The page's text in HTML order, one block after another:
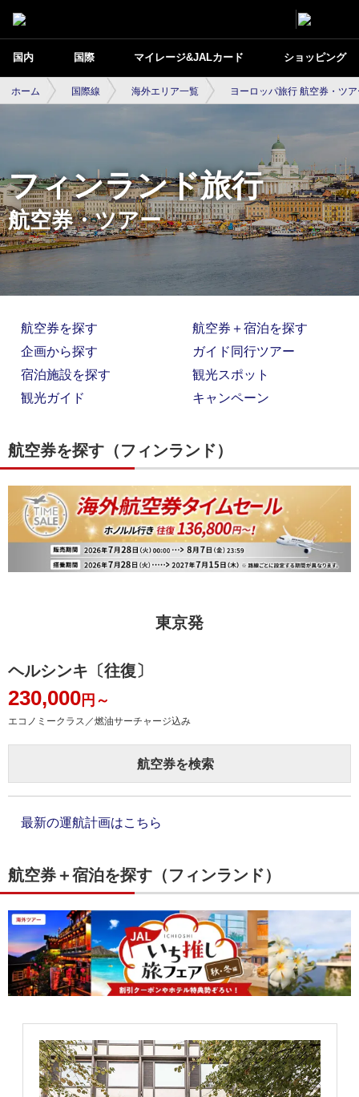
国内 国際 マイレージ&JALカード ショッピング
ホーム 国際線 海外エリア一覧 ヨーロッパ旅行 航空券・ツ
フィンランド旅行
航空券・ツアー
航空券を探す
航空券＋宿泊を探す
企画から探す
ガイド同行ツアー
宿泊施設を探す
観光スポット
観光ガイド
キャンペーン
航空券を探す（フィンランド）
東京発
ヘルシンキ〔往復〕
230,000 円～
エコノミークラス／燃油サーチャージ込み
航空券を検索
最新の運航計画はこちら
航空券＋宿泊を探す（フィンランド）